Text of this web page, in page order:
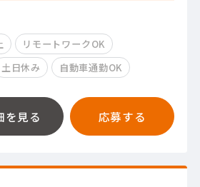
リモートワークOK
土日休み 自動車通勤OK
を見る 応募する